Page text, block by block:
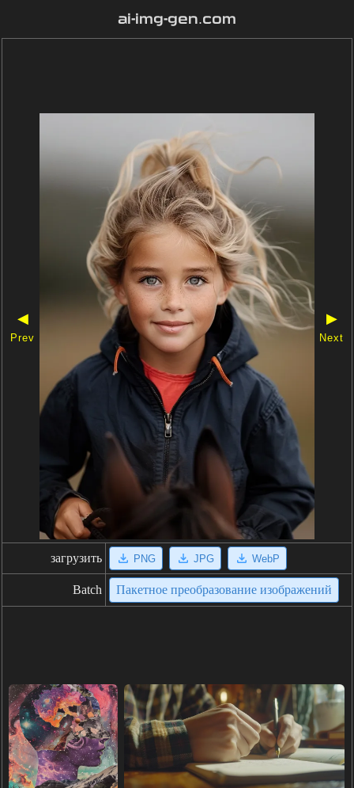
ai-img-gen.com
◀
Prev
▶
Next
загрузить PNG JPG WebP
Batch Пакетное преобразование изображений